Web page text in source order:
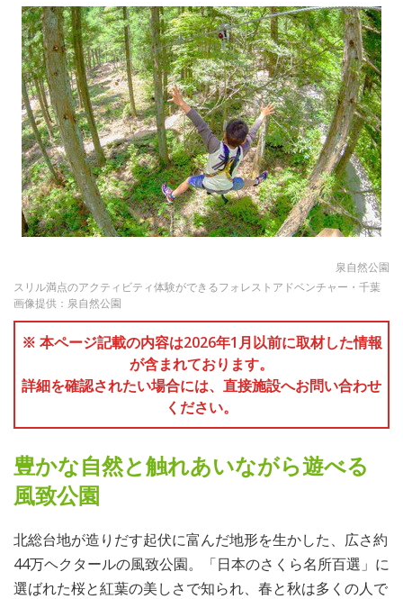
泉自然公園
スリル満点のアクティビティ体験ができるフォレストアドベンチャー・千葉
画像提供：泉自然公園
※ 本ページ記載の内容は2026年1月以前に取材した情報
が含まれております。
詳細を確認されたい場合には、直接施設へお問い合わせ
ください。
豊かな自然と触れあいながら遊べる
風致公園
北総台地が造りだす起伏に富んだ地形を生かした、広さ約
44万ヘクタールの風致公園。「日本のさくら名所百選」に
選ばれた桜と紅葉の美しさで知られ、春と秋は多くの人で